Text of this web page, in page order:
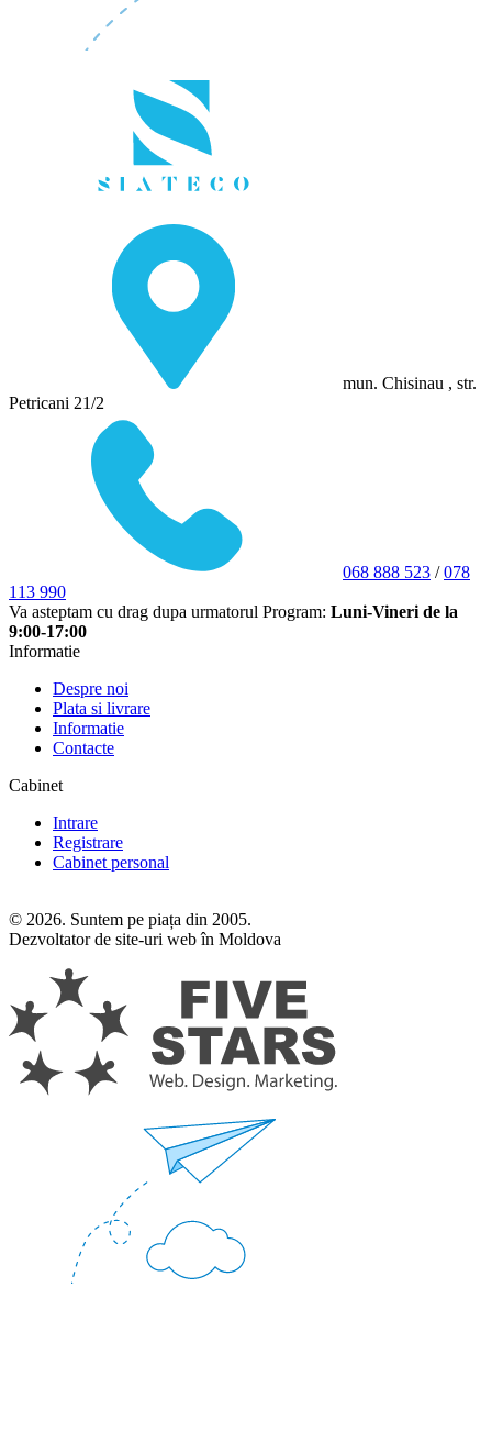
mun. Chisinau , str.
Petricani 21/2
068 888 523 /078
113 990
Va asteptam cu drag dupa urmatorul Program: Luni-Vineri de la
9:00-17:00
Informatie
Despre noi
Plata si livrare
Informatie
Contacte
Cabinet
Intrare
Registrare
Cabinet personal
© 2026. Suntem pe piața din 2005.
Dezvoltator de site-uri web în Moldova